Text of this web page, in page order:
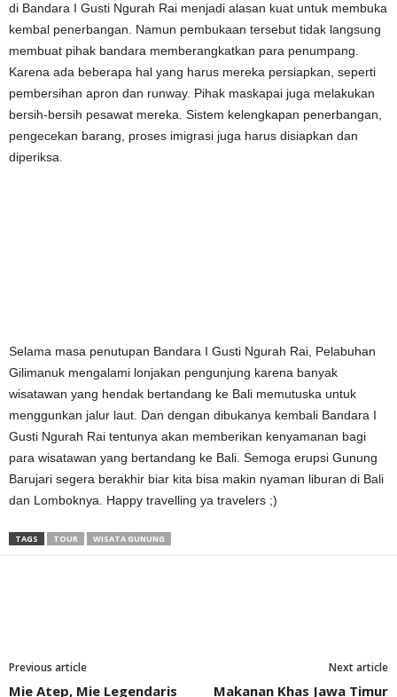
di Bandara I Gusti Ngurah Rai menjadi alasan kuat untuk membuka
kembal penerbangan. Namun pembukaan tersebut tidak langsung
membuat pihak bandara memberangkatkan para penumpang.
Karena ada beberapa hal yang harus mereka persiapkan, seperti
pembersihan apron dan runway. Pihak maskapai juga melakukan
bersih-bersih pesawat mereka. Sistem kelengkapan penerbangan,
pengecekan barang, proses imigrasi juga harus disiapkan dan
diperiksa.
Selama masa penutupan Bandara I Gusti Ngurah Rai, Pelabuhan
Gilimanuk mengalami lonjakan pengunjung karena banyak
wisatawan yang hendak bertandang ke Bali memutuska untuk
menggunkan jalur laut. Dan dengan dibukanya kembali Bandara I
Gusti Ngurah Rai tentunya akan memberikan kenyamanan bagi
para wisatawan yang bertandang ke Bali. Semoga erupsi Gunung
Barujari segera berakhir biar kita bisa makin nyaman liburan di Bali
dan Lomboknya. Happy travelling ya travelers ;)
TAGS TOUR WISATA GUNUNG
Previous article
Mie Atep, Mie Legendaris
Next article
Makanan Khas Jawa Timur